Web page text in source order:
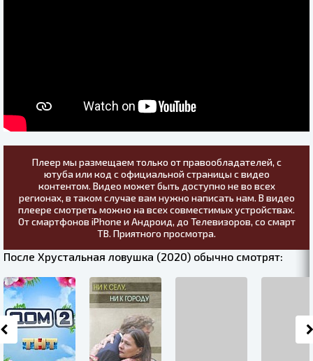
Плеер мы размещаем только от правообладателей, с
ютуба или код с официальной страницы с видео
контентом. Видео может быть доступно не во всех
регионах, в таком случае вам нужно написать нам. В видео
плеере смотреть можно на всех совместимых устройствах.
От смартфонов iPhone и Андроид, до Телевизоров, со смарт
ТВ. Приятного просмотра.
После Хрустальная ловушка (2020) обычно смотрят: